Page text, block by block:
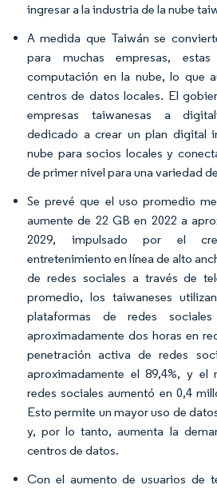
ingresar a la industria de la nube
A medida que Taiwán se
para muchas empresas,
computación en la nube, lo que
centros de datos locales. El
empresas taiwanesas a
dedicado a crear un plan digital
nube para socios locales y
de primer nivel para una variedad
Se prevé que el uso promedio
aumente de 22 GB en 2022 a
2029, impulsado por el
entretenimiento en línea de alto
de redes sociales a través de
promedio, los taiwaneses
plataformas de redes
aproximadamente dos horas en
penetración activa de redes
aproximadamente el 89,4%, y el
redes sociales aumentó en 0,4
Esto permite un mayor uso de
y, por lo tanto, aumenta la
centros de datos.
Con el aumento de usuarios de